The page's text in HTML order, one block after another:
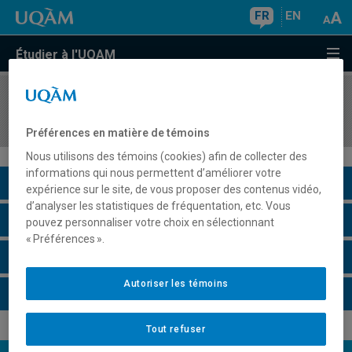
FR EN
Étudier à l'UQAM
COURS//
Description du cours
Horaire - Été 2026
Préférences en matière de témoins
Nous utilisons des témoins (cookies) afin de collecter des
informations qui nous permettent d’améliorer votre
expérience sur le site, de vous proposer des contenus vidéo,
d’analyser les statistiques de fréquentation, etc. Vous
pouvez personnaliser votre choix en sélectionnant
« Préférences ».
Tout refuser
Autoriser les témoins